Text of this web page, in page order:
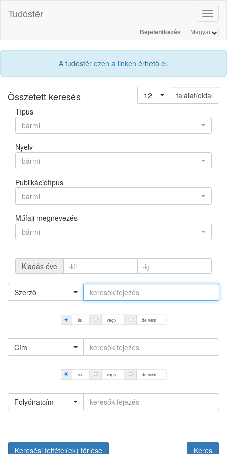
Tudóstér
Bejelentkezés
A tudóstér ezen a linken érhető el.
Összetett keresés 12
találat/oldal
Típus
bármi
Nyelv
bármi
Publikációtípus
bármi
Műfaji megnevezés
bármi
Kiadás éve
Szerző
és vagy de nem
Cím
és vagy de nem
Folyóiratcím
Keresési feltétel(ek) törlése